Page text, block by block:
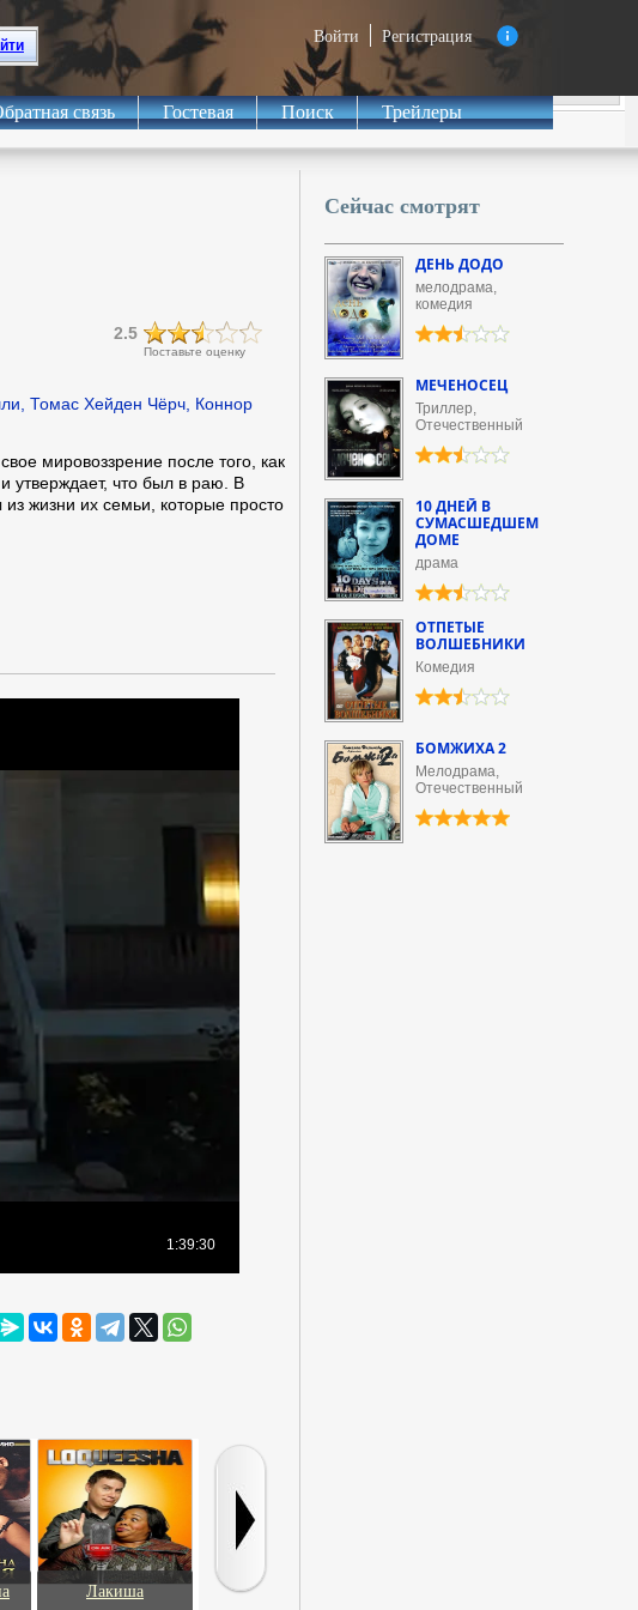
Войти Регистрация
связь Гостевая Поиск Трейлеры
Поставьте оценку
2.5
Томас Хейден Чёрч, Коннор
мировоззрение после того, как
утверждает, что был в раю. В
жизни их семьи, которые просто
Лакиша Флика
Сейчас смотрят
ДЕНЬ ДОДО
мелодрама,
комедия
МЕЧЕНОСЕЦ
Триллер,
Отечественный
10 ДНЕЙ В
СУМАСШЕДШЕМ
ДОМЕ
драма
ОТПЕТЫЕ
ВОЛШЕБНИКИ
Комедия
БОМЖИХА 2
Мелодрама,
Отечественный